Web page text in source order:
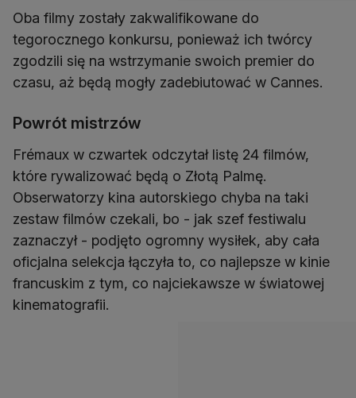
Oba filmy zostały zakwalifikowane do
tegorocznego konkursu, ponieważ ich twórcy
zgodzili się na wstrzymanie swoich premier do
czasu, aż będą mogły zadebiutować w Cannes.
Powrót mistrzów
Frémaux w czwartek odczytał listę 24 filmów,
które rywalizować będą o Złotą Palmę.
Obserwatorzy kina autorskiego chyba na taki
zestaw filmów czekali, bo - jak szef festiwalu
zaznaczył - podjęto ogromny wysiłek, aby cała
oficjalna selekcja łączyła to, co najlepsze w kinie
francuskim z tym, co najciekawsze w światowej
kinematografii.